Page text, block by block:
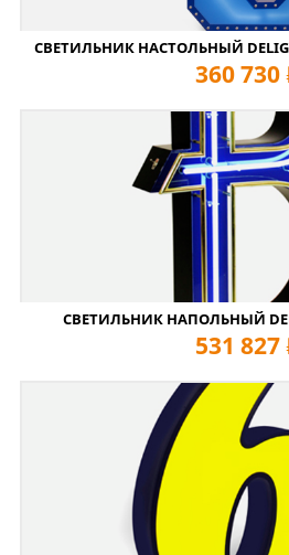
СВЕТИЛЬНИК НАСТОЛЬНЫЙ
360 730
СВЕТИЛЬНИК НАПОЛЬНЫЙ
531 827